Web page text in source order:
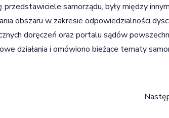
samorządu, były między
obszaru w zakresie odpowiedzialności
doręczeń oraz portalu sądów
działania i omówiono bieżące tematy